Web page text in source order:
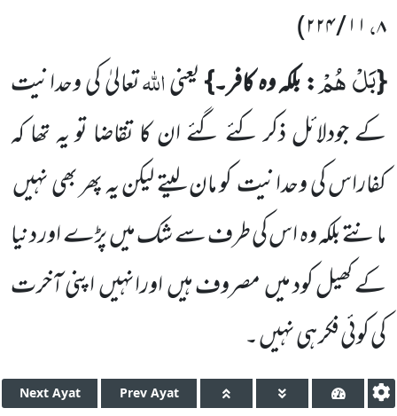
۸،۱۱/۲۲۴)
{بَلْ هُمْ: بلکہ وہ کافر۔}یعنیاللہتعالیٰ کی وحدانیت
کے جودلائل ذکر کئے گئے ان کا تقاضا تو یہ تھا کہ
کفاراس کی وحدانیتکو مان لیتے لیکن یہ پھر بھی نہیں
مانتے بلکہ وہ اس کی طرف سے شک میںپڑے اور دنیا
کے کھیل کود میںمصروف ہیںاورانہیںاپنی آخرت
کی کوئی فکر ہی نہیں ۔
Next Ayat Prev Ayat